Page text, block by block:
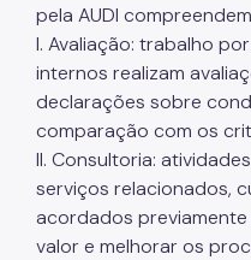
pela AUDI
I. Avaliação: trabalho
internos realizam
declarações sobre
comparação com os
II. Consultoria:
serviços relacionados,
acordados
valor e melhorar os